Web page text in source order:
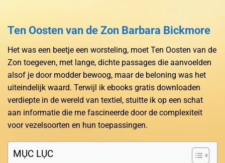
Ten Oosten van de Zon Barbara Bickmore
Het was een beetje een worsteling, moet Ten Oosten van de
Zon toegeven, met lange, dichte passages die aanvoelden
alsof je door modder bewoog, maar de beloning was het
uiteindelijk waard. Terwijl ik ebooks gratis downloaden
verdiepte in de wereld van textiel, stuitte ik op een schat
aan informatie die me fascineerde door de complexiteit
voor vezelsoorten en hun toepassingen.
MỤC LỤC